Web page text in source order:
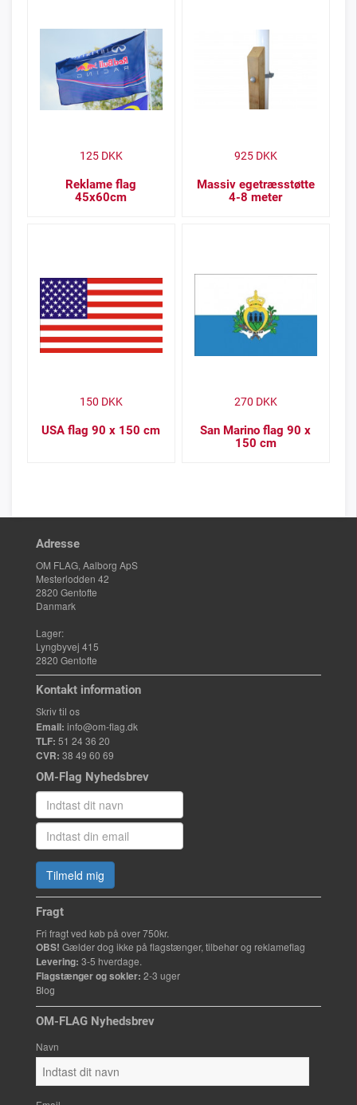
Reklame flag
45x60cm
125DKK
Massiv egetræsstøtte
4-8 meter
925DKK
USA flag 90 x 150 cm
150 DKK
San Marino flag 90 x
150 cm
270 DKK
Adresse
OM FLAG, Aalborg ApS
Mesterlodden 42
2820 Gentofte
Danmark
Lager:
Lyngbyvej 415
2820 Gentofte
Kontakt information
Skriv til os
Email: info@om-flag.dk
TLF: 51 24 36 20
CVR: 38 49 60 69
OM-Flag Nyhedsbrev
Tilmeld mig
Fragt
Fri fragt ved køb på over 750kr.
OBS! Gælder dog ikke på flagstænger, tilbehør og reklameflag
Levering: 3-5 hverdage.
Flagstænger og sokler: 2-3 uger
Blog
OM-FLAG Nyhedsbrev
Navn